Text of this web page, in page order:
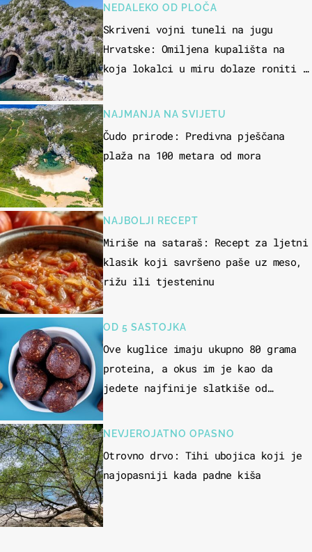
NEDALEKO OD PLOČA
Skriveni vojni tuneli na jugu
Hrvatske: Omiljena kupališta na
koja lokalci u miru dolaze roniti i
NAJMANJA NA SVIJETU
Čudo prirode: Predivna pješčana
plaža na 100 metara od mora
NAJBOLJI RECEPT
Miriše na sataraš: Recept za ljetni
klasik koji savršeno paše uz meso,
rižu ili tjesteninu
OD 5 SASTOJKA
Ove kuglice imaju ukupno 80 grama
proteina, a okus im je kao da
jedete najfinije slatkiše od
NEVJEROJATNO OPASNO
Otrovno drvo: Tihi ubojica koji je
najopasniji kada padne kiša